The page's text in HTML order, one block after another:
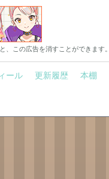
、この広告を消すことができます。
ール 更新履歴 本棚